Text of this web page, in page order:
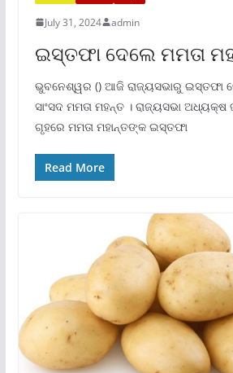
July 31, 2024 admin
ଇସ୍ତଫା ଦେଲେ ମମତା
ଭୁବନେଶ୍ୱର () ଆଜି ରାଜ୍ୟସଭାରୁ ଇସ୍ତଫା
ସାଂସଦ ମମତା ମହନ୍ତ । ରାଜ୍ୟସଭା
ଗୃହରେ ମମତା ମହାନ୍ତଙ୍କ ଇସ୍ତଫା
Read More